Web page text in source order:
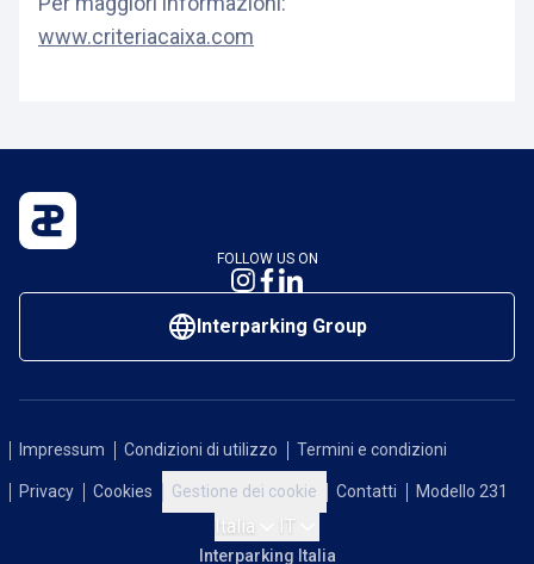
www.criteriacaixa.com
FOLLOW US ON
Interparking Group
Impressum Condizioni di utilizzo Termini e condizioni
Privacy Cookies Gestione dei cookie Contatti Modello 231
Italia IT
Interparking Italia